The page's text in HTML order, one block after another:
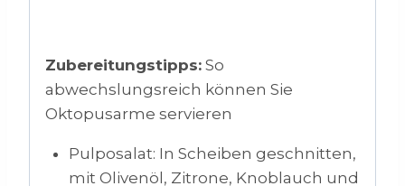
Zubereitungstipps: So
abwechslungsreich können Sie
Oktopusarme servieren
Pulposalat: In Scheiben geschnitten,
mit Olivenöl, Zitrone, Knoblauch und